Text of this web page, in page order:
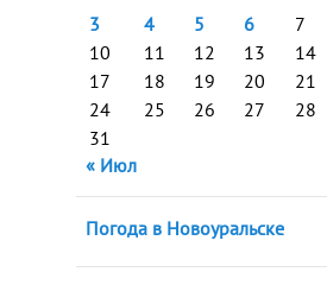
3
4 5 6 7
10
11 12 13 14
17
18 19 20 21
24
25 26 27 28
31
« Июл
Погода в Новоуральске